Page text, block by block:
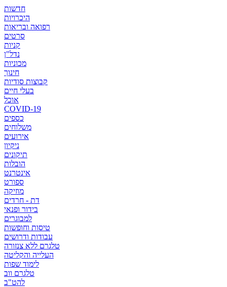
חדשות
היכרויות
רפואה ובריאות
סרטים
קניות
נדל"ן
מכוניות
חינוך
קבוצות סודיות
בעלי חיים
אוכל
COVID-19
כספים
משלוחים
אירועים
ניקיון
תיקונים
הובלות
אינטרנט
ספורט
מוזיקה
דת - חרדים
בידור ופנאי
למבוגרים
טיסות וחופשות
עבודות ודרושים
טלגרם ללא צנזורה
העלייה והקליטה
לימוד שפות
טלגרם ווב
להט"ב